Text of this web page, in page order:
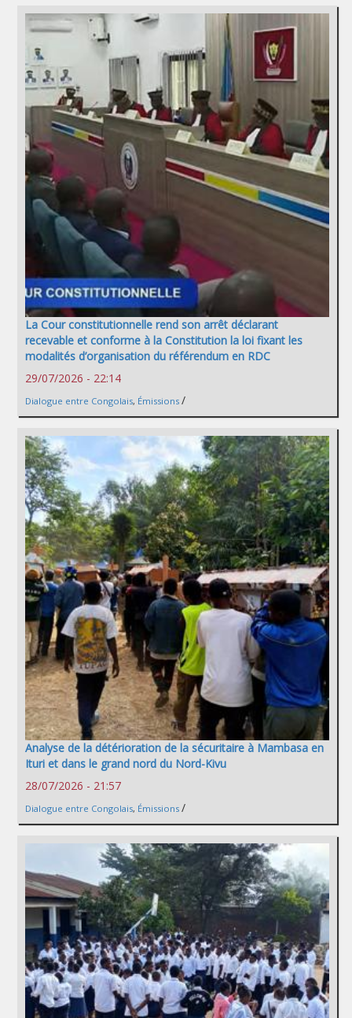
La Cour constitutionnelle rend son arrêt déclarant
recevable et conforme à la Constitution la loi fixant les
modalités d’organisation du référendum en RDC
29/07/2026 - 22:14
Dialogue entre Congolais, Émissions /
Analyse de la détérioration de la sécuritaire à Mambasa en
Ituri et dans le grand nord du Nord-Kivu
28/07/2026 - 21:57
Dialogue entre Congolais, Émissions /